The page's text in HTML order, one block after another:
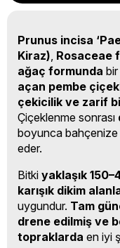
Prunus incisa
Kiraz) Rosaceae
ağaç formunda
açan pembe
çekicilik ve zarif
Çiçeklenme sonrası
boyunca bahçenize
eder.
Bitki yaklaşık
karışık dikim
uygundur. Tam
drene edilmiş ve
topraklarda en iyi